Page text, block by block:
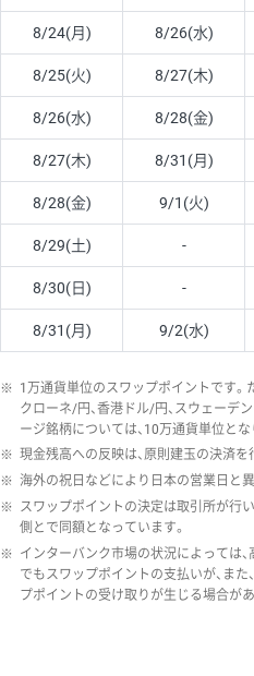
8/24(月) 8/26(水)
8/25(火) 8/27(木)
8/26(水) 8/28(金)
8/27(木) 8/31(月)
8/28(金) 9/1(火)
8/29(土) -
8/30(日) -
8/31(月) 9/2(水)
※ 1万通貨単位のスワップポイントです。
クローネ/円、香港ドル/円、スウェーデ
ージ銘柄については、10万通貨単位とな
※ 現金残高への反映は、原則建玉の決済を
※ 海外の祝日などにより日本の営業日と
※ スワップポイントの決定は取引所が行
側とで同額となっています。
※ インターバンク市場の状況によっては
でもスワップポイントの支払いが、ま
プポイントの受け取りが生じる場合があ